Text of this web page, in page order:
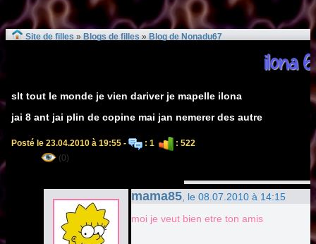
Site de filles » Blogs de filles » Blog de Nonadu67
ilona
slt tout le monde je vien dariver je mapelle ilona
jai 8 ant jai plin de copine mai jan nemerer des autre
Posté le 23.04.2010 à 19:55 - : 1
: 522
(0)
mama85 , le 08.07.2010 à 14:15
moi je veut bien etre ton amis